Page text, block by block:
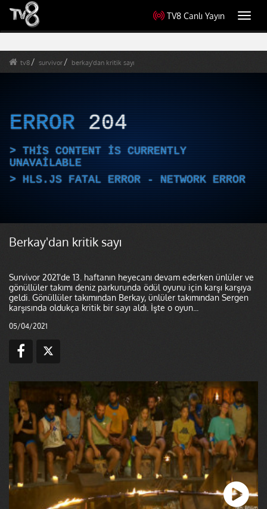
TV8 Canlı Yayın
tv8 survivor berkay'dan kritik sayı
ERROR 204
THIS CONTENT IS CURRENTLY
UNAVAILABLE
HLS.JS FATAL ERROR - NETWORK ERROR
Berkay'dan kritik sayı
Survivor 2021'de 13. haftanın heyecanı devam ederken ünlüler ve
gönüllüler takımı deniz parkurunda ödül oyunu için karşı karşıya
geldi. Gönüllüler takımından Berkay, ünlüler takımından Sergen
karşısında oldukça kritik bir sayı aldı. İşte o oyun...
05/04/2021